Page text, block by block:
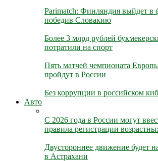
Parimatch: Финляндия выйдет в
победив Словакию
Более 3 млрд рублей
потратили на спорт
Пять матчей чемпионата
пройдут в России
Без коррупции в российском
Авто
С 2026 года в России могут
правила регистрации
Двустороннее движение будет
в Астрахани